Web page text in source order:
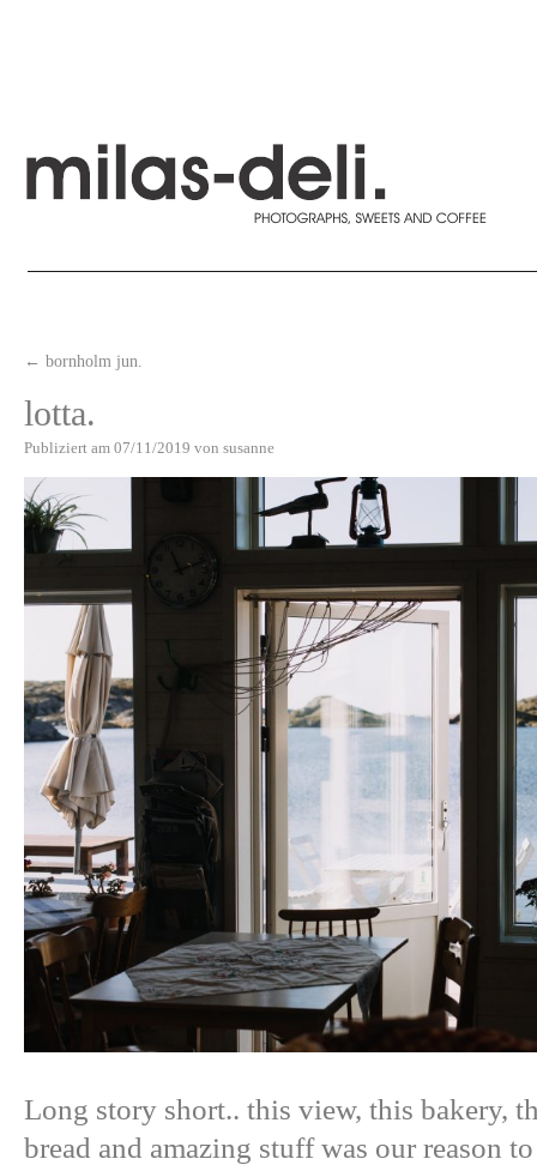
← bornholm jun.
lotta.
Publiziert am 07/11/2019 von susanne
Long story short.. this view, this bakery,
bread and amazing stuff was our reason